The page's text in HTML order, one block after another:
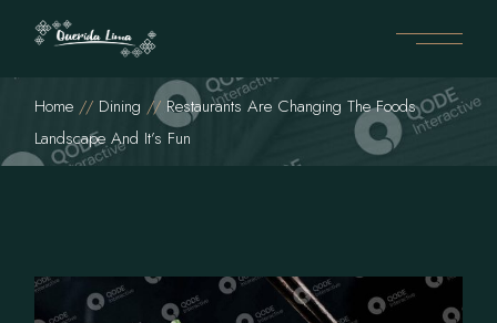
Home Dining
Restaurants Are Changing The Foods
Landscape And It’s Fun